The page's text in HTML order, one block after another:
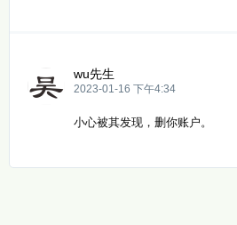
wu先生
2023-01-16 下午4:34
小心被其发现，删你账户。